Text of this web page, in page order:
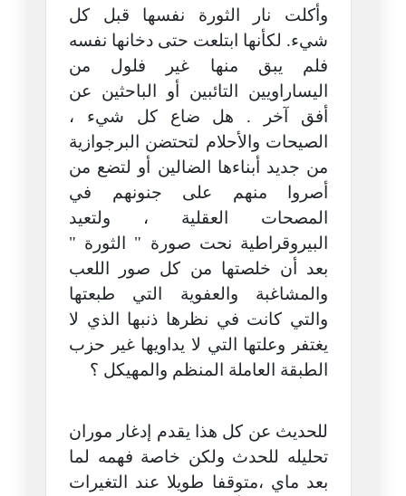
وأكلت نار الثورة نفسها قبل كل
شيء. لكأنها ابتلعت حتى دخانها نفسه
فلم يبق منها غير فلول من
اليساراويين التائبين أو الباحثين عن
أفق آخر . هل ضاع كل شيء ،
الصيحات والأحلام لتحتضن البرجوازية
من جديد أبناءها الضالين أو لتضع من
أصروا منهم على جنونهم في
المصحات العقلية ، ولتعيد
البيروقراطية نحت صورة " الثورة "
بعد أن خلصتها من كل صور اللعب
والمشاغبة والعفوية التي طبعتها
والتي كانت في نظرها ذنبها الذي لا
يغتفر وعلتها التي لا يداويها غير حزب
الطبقة العاملة المنظم والمهيكل ؟
للحديث عن كل هذا يقدم إدغار موران
تحليله للحدث ولكن خاصة فهمه لما
بعد ماي ،متوقفا طويلا عند التغيرات